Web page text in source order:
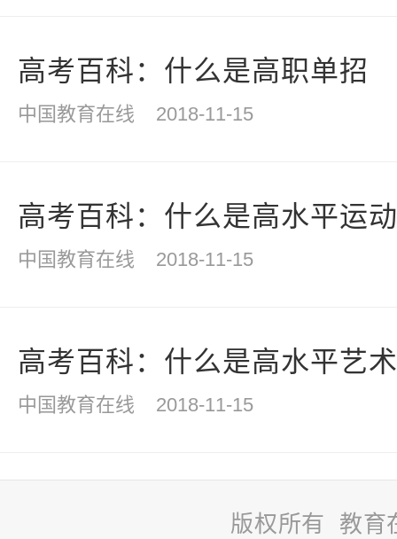
高考百科：什么是高职单招
中国教育在线 2018-11-15
高考百科：什么是高水平运
中国教育在线 2018-11-15
高考百科：什么是高水平艺
中国教育在线 2018-11-15
版权所有 教育